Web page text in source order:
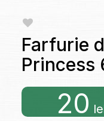
Farfurie
Princess
20